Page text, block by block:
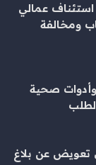
عمالي
ومخالفة
صحية
تعويض عن بلاغ